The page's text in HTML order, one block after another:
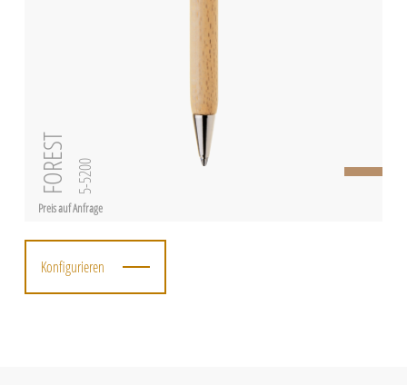
Preis auf Anfrage
FOREST 5-5200
Konfigurieren